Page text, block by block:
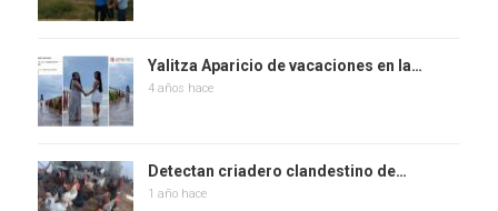
Yalitza Aparicio de vacaciones en la…
4 años hace
Detectan criadero clandestino de…
1 año hace